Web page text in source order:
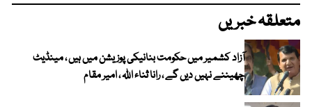
متعلقہ خبریں
آزاد کشمیر میں حکومت بنانیکی پوزیشن میں ہیں ، مینڈیٹ
چھیننے نہیں دیں گے ، رانا ثناء اللہ ، امیر مقام